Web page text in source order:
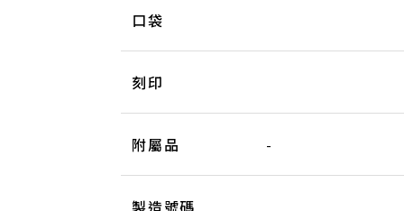
口袋
刻印
附屬品 -
製造號碼